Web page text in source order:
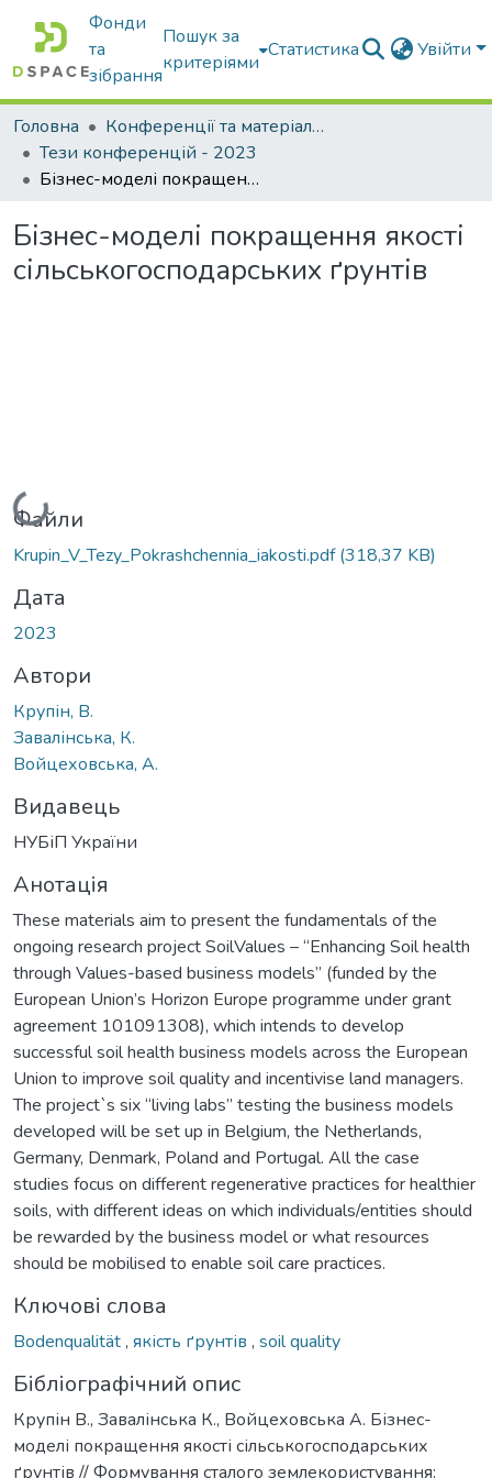
Фонди
та
зібрання
Пошук за
критеріями
Статистика Увійти
Головна
Конференції та матеріали конференцій
Тези конференцій - 2023
Бізнес-моделі покращення якості сільськогосподарських ґрунтів
Бізнес-моделі покращення якості
сільськогосподарських ґрунтів
Вантажиться...
Файли
Krupin_V_Tezy_Pokrashchennia_iakosti.pdf(318,37 KB)
Дата
2023
Автори
Крупін, В.
Завалінська, К.
Войцеховська, A.
Видавець
НУБіП України
Анотація
These materials aim to present the fundamentals of the
ongoing research project SoilValues – “Enhancing Soil health
through Values-based business models” (funded by the
European Union’s Horizon Europe programme under grant
agreement 101091308), which intends to develop
successful soil health business models across the European
Union to improve soil quality and incentivise land managers.
The project`s six “living labs” testing the business models
developed will be set up in Belgium, the Netherlands,
Germany, Denmark, Poland and Portugal. All the case
studies focus on different regenerative practices for healthier
soils, with different ideas on which individuals/entities should
be rewarded by the business model or what resources
should be mobilised to enable soil care practices.
Ключові слова
Bodenqualität, якість ґрунтів , soil quality
Бібліографічний опис
Крупін В., Завалінська К., Войцеховська A. Бізнес-
моделі покращення якості сільськогосподарських
ґрунтів // Формування сталого землекористування: